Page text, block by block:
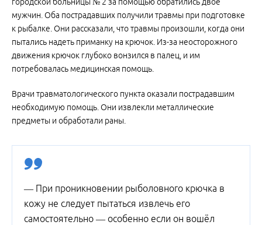
городской больницы № 2 за помощью обратились двое
мужчин. Оба пострадавших получили травмы при подготовке
к рыбалке. Они рассказали, что травмы произошли, когда они
пытались надеть приманку на крючок. Из-за неосторожного
движения крючок глубоко вонзился в палец, и им
потребовалась медицинская помощь.
Врачи травматологического пункта оказали пострадавшим
необходимую помощь. Они извлекли металлические
предметы и обработали раны.
— При проникновении рыболовного крючка в
кожу не следует пытаться извлечь его
самостоятельно — особенно если он вошёл